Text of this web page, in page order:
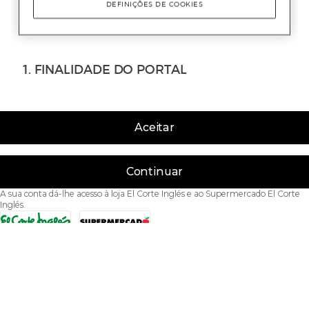
Aceitar
Continuar
A sua conta dá-lhe acesso à loja El Corte Inglés e ao Supermercado El Corte
Inglés.